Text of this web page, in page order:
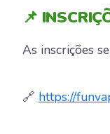
📌
As inscrições
🔗 https://